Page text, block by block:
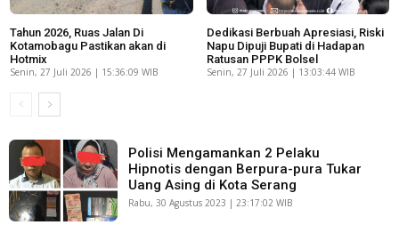
Tahun 2026, Ruas Jalan Di
Kotamobagu Pastikan akan di
Hotmix
Senin, 27 Juli 2026 | 15:36:09 WIB
Dedikasi Berbuah Apresiasi, Riski
Napu Dipuji Bupati di Hadapan
Ratusan PPPK Bolsel
Senin, 27 Juli 2026 | 13:03:44 WIB
Polisi Mengamankan 2 Pelaku
Hipnotis dengan Berpura-pura Tukar
Uang Asing di Kota Serang
Rabu, 30 Agustus 2023 | 23:17:02 WIB